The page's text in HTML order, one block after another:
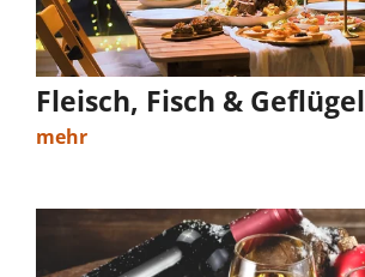
Fleisch, Fisch & Geflügel
mehr